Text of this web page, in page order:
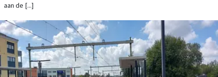
aan de [...]